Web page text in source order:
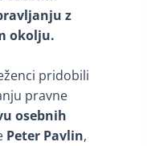
z
okolju.
pridobili
pravne
osebnih
Peter Pavlin,